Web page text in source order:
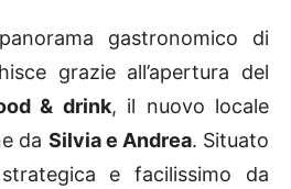
gastronomico di
grazie all’apertura del
& drink, il nuovo locale
da Silvia e Andrea. Situato
e facilissimo da